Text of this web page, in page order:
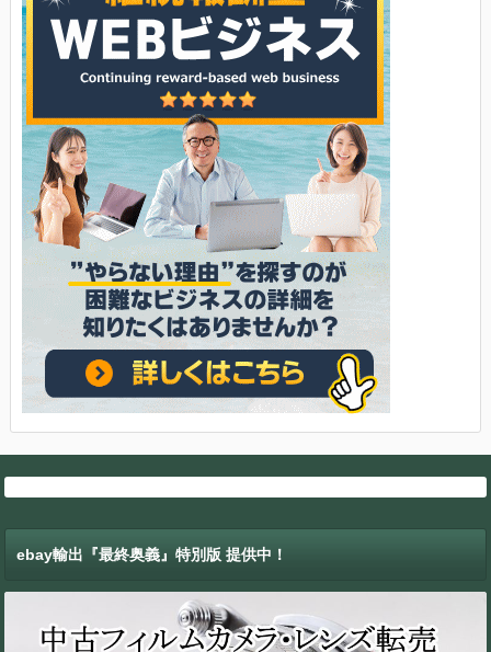
ebay輸出『最終奥義』特別版 提供中！